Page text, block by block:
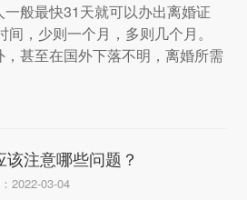
般最快31天就可以办出离婚证
，少则一个月，多则几个月。
甚至在国外下落不明，离婚所需
注意哪些问题？
2022-03-04